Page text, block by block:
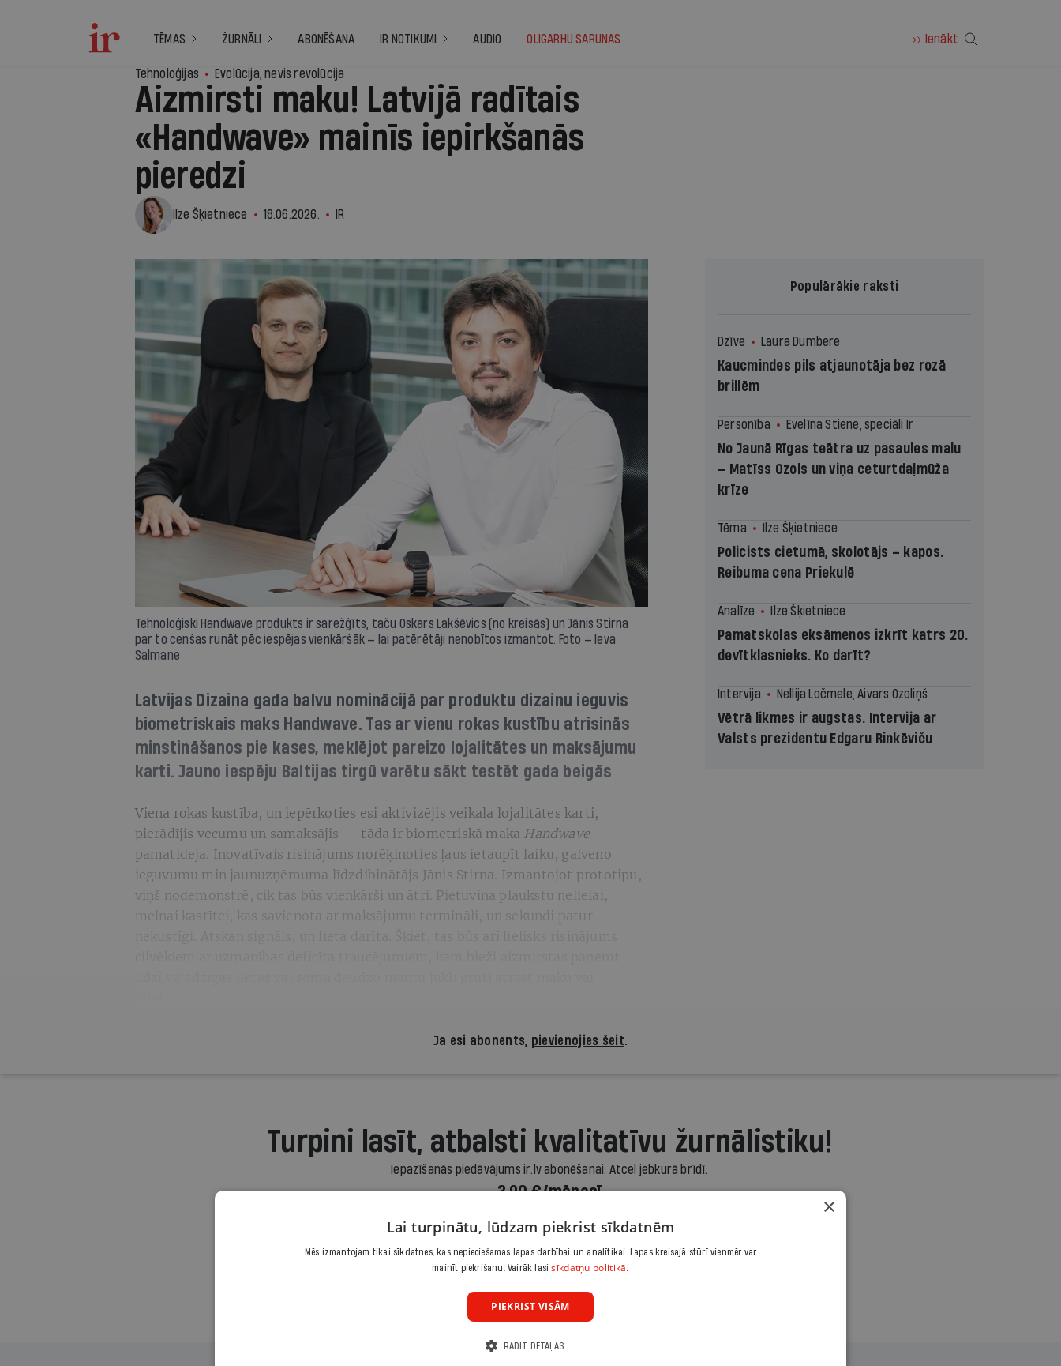
TĒMAS ŽURNĀLI ABONĒŠANA IR NOTIKUMI AUDIO OLIGARHU SARUNAS Ienākt
Tehnoloģijas Evolūcija, nevis revolūcija
Aizmirsti maku! Latvijā radītais
«Handwave» mainīs iepirkšanās
pieredzi
Ilze Šķietniece 18.06.2026.
IR
Tehnoloģiski Handwave produkts ir sarežģīts, taču Oskars Lakšēvics (no kreisās) un Jānis Stirna
par to cenšas runāt pēc iespējas vienkāršāk — lai patērētāji nenobītos izmantot. Foto — Ieva
Salmane
Latvijas Dizaina gada balvu nominācijā par produktu dizainu ieguvis
biometriskais maks Handwave. Tas ar vienu rokas kustību atrisinās
minstināšanos pie kases, meklējot pareizo lojalitātes un maksājumu
karti. Jauno iespēju Baltijas tirgū varētu sākt testēt gada beigās
Viena rokas kustība, un iepērkoties esi aktivizējis veikala lojalitātes karti,
pierādījis vecumu un samaksājis — tāda ir biometriskā maka Handwave
pamatideja. Inovatīvais risinājums norēķinoties ļaus ietaupīt laiku, galveno
ieguvumu min jaunuzņēmuma līdzdibinātājs Jānis Stirna. Izmantojot prototipu,
viņš nodemonstrē, cik tas būs vienkārši un ātri. Pietuvina plaukstu nelielai,
melnai kastītei, kas savienota ar maksājumu termināli, un sekundi patur
Populārākie raksti
Dzīve Laura Dumbere
Kaucmindes pils atjaunotāja bez rozā
brillēm
Personība Evelīna Stiene, speciāli Ir
No Jaunā Rīgas teātra uz pasaules malu
– Matīss Ozols un viņa ceturtdaļmūža
krīze
Tēma Ilze Šķietniece
Policists cietumā, skolotājs – kapos.
Reibuma cena Priekulē
Analīze Ilze Šķietniece
Pamatskolas eksāmenos izkrīt katrs 20.
devītklasnieks. Ko darīt?
Intervija Nellija Ločmele, Aivars Ozoliņš
Vētrā likmes ir augstas. Intervija ar
Valsts prezidentu Edgaru Rinkēviču
Ja esi abonents, pievienojies šeit.
Turpini lasīt, atbalsti kvalitatīvu žurnālistiku!
Iepazīšanās piedāvājums ir.lv abonēšanai. Atcel jebkurā brīdī.
3,90 €/mēnesī
Abonēt
×
Lai turpinātu, lūdzam piekrist sīkdatnēm
Mēs izmantojam tikai sīkdatnes, kas nepieciešamas lapas darbībai un analītikai. Lapas kreisajā stūrī vienmēr var
mainīt piekrišanu. Vairāk lasisīkdatņu politikā.
PIEKRIST VISĀM
RĀDĪT DETAĻAS